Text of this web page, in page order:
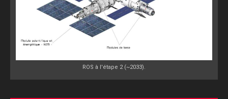
ROS à l'étape 2 (~2033).